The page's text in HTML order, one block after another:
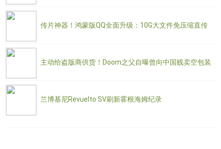
传片神器！鸿蒙版QQ全面升级：10G大文件免压缩直传
主动给盗版商供货！Doom之父自曝曾向中国贱卖空包装
兰博基尼Revuelto SV刷新霍根海姆纪录